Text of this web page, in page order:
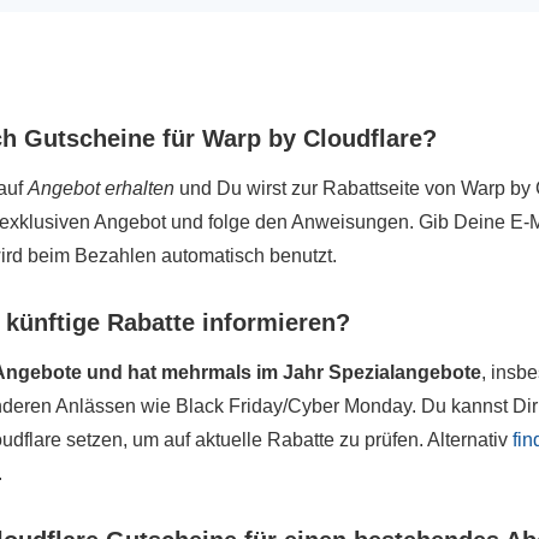
Gutscheine für Warp by Cloudflare?
Angebot erhalten und Du wirst zur Rabattseite von Warp
Angebot und folge den Anweisungen. Gib Deine
beim Bezahlen automatisch benutzt.
Rabatte informieren?
und hat mehrmals im Jahr Spezialangebote,
Anlässen wie Black Friday/Cyber Monday. Du kannst
setzen, um auf aktuelle Rabatte zu prüfen. Alternativ